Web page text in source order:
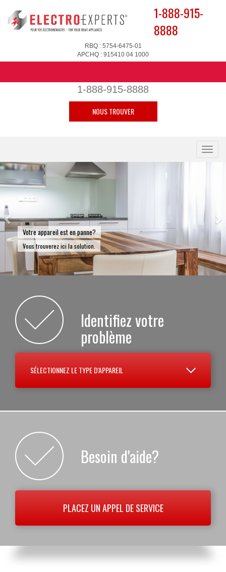
1-888-915-
8888
RBQ : 5754-6475-01
APCHQ : 915410 04 1000
1-888-915-8888
NOUS TROUVER
Toggle
Votre appareil est en panne?
Vous trouverez ici la solution.
Previous
Identifiez votre
problème
SÉLECTIONNEZ LE TYPE D'APPAREIL
Besoin d'aide?
PLACEZ UN APPEL DE SERVICE